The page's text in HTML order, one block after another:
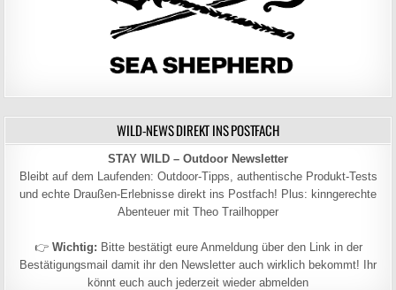
WILD-NEWS DIREKT INS POSTFACH
STAY WILD – Outdoor Newsletter
Bleibt auf dem Laufenden: Outdoor-Tipps, authentische Produkt-Tests
und echte Draußen-Erlebnisse direkt ins Postfach! Plus: kinngerechte
Abenteuer mit Theo Trailhopper
👉 Wichtig: Bitte bestätigt eure Anmeldung über den Link in der
Bestätigungsmail damit ihr den Newsletter auch wirklich bekommt! Ihr
könnt euch auch jederzeit wieder abmelden